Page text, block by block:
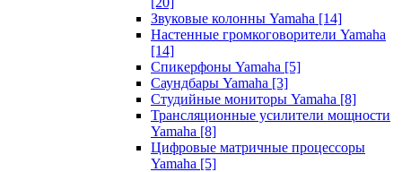
Звуковые колонны Yamaha [14]
Настенные громкоговорители Yamaha
[14]
Спикерфоны Yamaha [5]
Саундбары Yamaha [3]
Студийные мониторы Yamaha [8]
Трансляционные усилители мощности
Yamaha [8]
Цифровые матричные процессоры
Yamaha [5]